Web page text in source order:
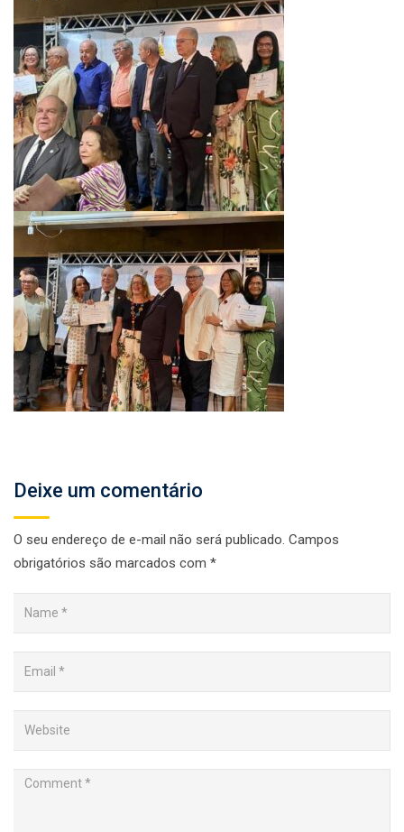
Deixe um comentário
O seu endereço de e-mail não será publicado. Campos
obrigatórios são marcados com *